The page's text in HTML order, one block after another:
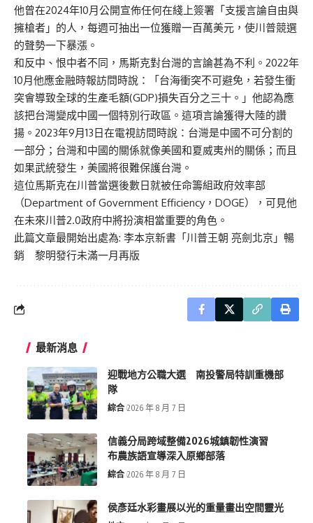
他曾在2024年10月公開宣佈任何在綫上簽署「支援言論自由與
擁槍者」的人，每週可抽出一位獲贈一百萬美元，使川普競選
的聲勢一下暴漲。
和反中、恨中者不同，馬斯克對台灣的言論甚為不利。2022年
10月他應金融時報訪問時說：「台海衝突不可避免，若發生衝
突會導致全球的生產毛額(GDP)損失百分之三十。」他認為應
該把台灣變成中國一個特別行政區。這項言論獲得大陸的讚
揚。2023年9月13日在電視訪問時說：台灣是中國不可分割的
一部分；台灣和中國的關係就像美國和夏威夷州的關係；而且
如果武統發生，美國將很難保護台灣。
這位馬斯克在川普當選後數日就被任命籌組政府效率部
（Department of Government Efficiency，DOGE），可見他
在未來川普2.0政府中將扮演相當重要的角色。
此篇文章最開始出處為: 李本京新書「川普王朝 亮劍北京」暢
銷 黎明發行未滿一月再版
最新消息
迎戰地方公職大選 南投警局特訓重機部
隊
綜合 2026 年 8 月 7 日
信義分局跨域整備2026城鎮韌性演習
布農族語宣導深入原鄉部落
綜合 2026 年 8 月 7 日
侯彥廷水彩畫展以光的重量畫出空間靈光